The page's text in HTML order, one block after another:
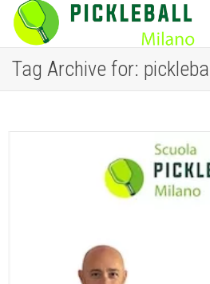
Tag Archive for: